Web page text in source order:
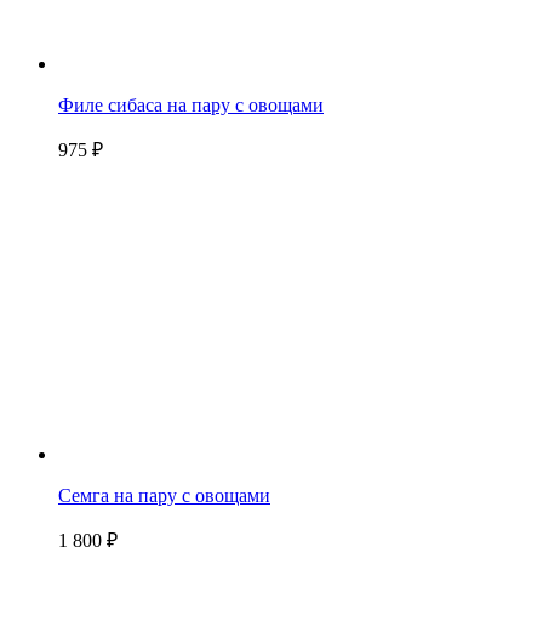
Филе сибаса на пару с овощами
975 ₽
Семга на пару с овощами
1 800 ₽